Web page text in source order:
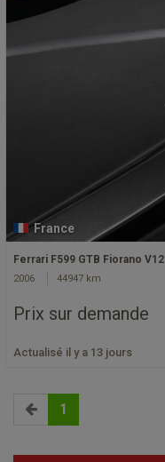
France
Ferrari F599 GTB Fiorano V12
2006 44947 km
Prix sur demande
Actualisé il y a 13 jours
1